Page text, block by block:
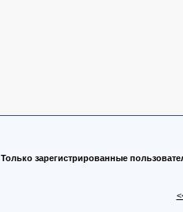
Только зарегистрированные